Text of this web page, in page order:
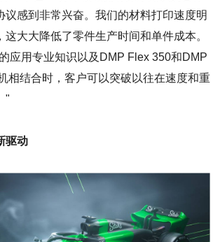
议感到非常兴奋。我们的材料打印速度明
这大大降低了零件生产时间和单件成本。
应用专业知识以及DMP Flex 350和DMP
相结合时，客户可以突破以往在速度和重
"
驱动